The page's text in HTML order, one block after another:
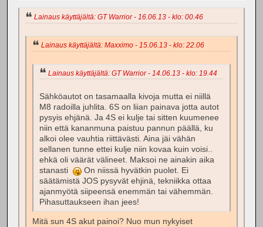
Lainaus käyttäjältä: GT Warrior - 16.06.13 - klo: 00.46
Lainaus käyttäjältä: Maxximo - 15.06.13 - klo: 22.06
Lainaus käyttäjältä: GT Warrior - 14.06.13 - klo: 19.44
Sähköautot on tasamaalla kivoja mutta ei niillä
M8 radoilla juhlita. 6S on liian painava jotta autot
pysyis ehjänä. Ja 4S ei kulje tai sitten kuumenee
niin että kananmuna paistuu pannun päällä, ku
alkoi olee vauhtia riittävästi. Aina jäi vähän
sellanen tunne ettei kulje niin kovaa kuin voisi..
ehkä oli väärät välineet. Maksoi ne ainakin aika
stanasti
On niissä hyvätkin puolet. Ei
säätämistä JOS pysyvät ehjinä, tekniikka ottaa
ajanmyötä siipeensä enemmän tai vähemmän.
Pihasuttaukseen ihan jees!
Mitä sun 4S akut painoi? Nuo mun nykyiset